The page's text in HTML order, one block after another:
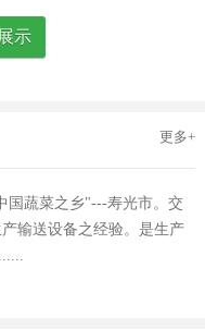
示
更多+
蔬菜之乡"---寿光市。交
输送设备之经验。是生产